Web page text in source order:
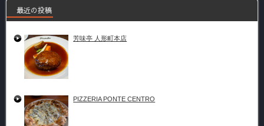
最近の投稿
芳味亭 人形町本店
PIZZERIA PONTE CENTRO